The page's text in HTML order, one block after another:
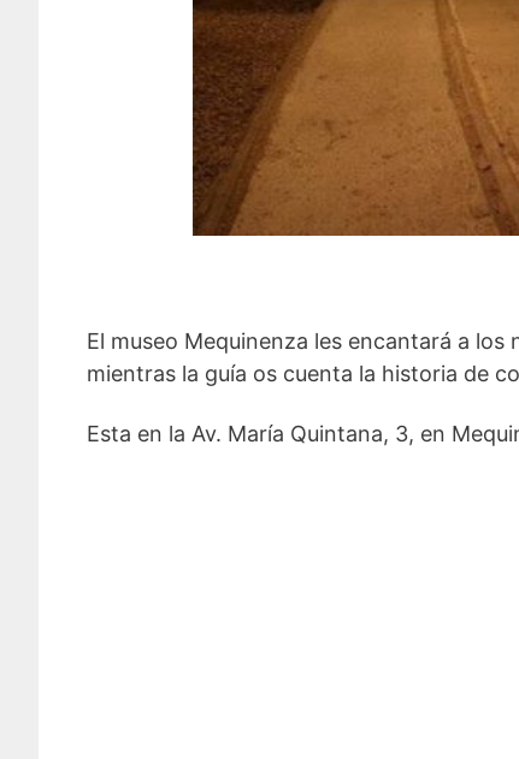
El museo Mequinenza les encantará a
mientras la guía os cuenta la historia de
Esta en la Av. María Quintana, 3, en